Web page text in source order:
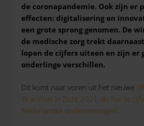
de coronapandemie. Ook zijn er
effecten: digitalisering en
een grote sprong genomen. De
de medische zorg trekt
lopen de cijfers uiteen en zijn er
onderlinge verschillen.
Dit komt naar voren uit het nieuwe
‘Branches in Zicht 2021, de harde
Nederlandse ondernemingen’